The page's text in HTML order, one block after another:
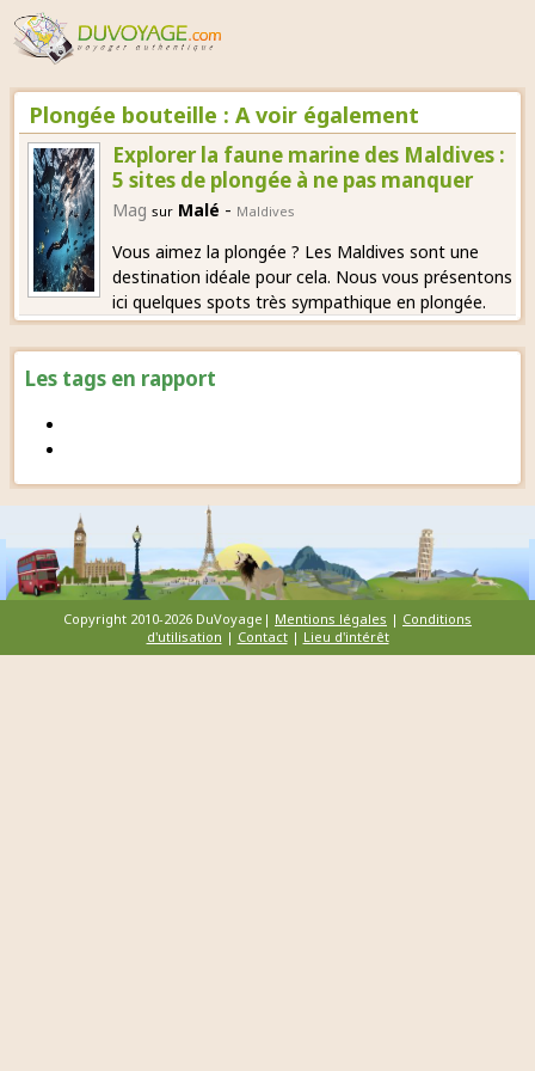
Les tags en rapport
Plongée bouteille : A voir également
Explorer la faune marine des Maldives :
5 sites de plongée à ne pas manquer
Mag sur Malé - Maldives
Vous aimez la plongée ? Les Maldives sont une
destination idéale pour cela. Nous vous présentons
ici quelques spots très sympathique en plongée.
Copyright 2010-2026 DuVoyage| Mentions légales | Conditions
d'utilisation | Contact| Lieu d'intérêt